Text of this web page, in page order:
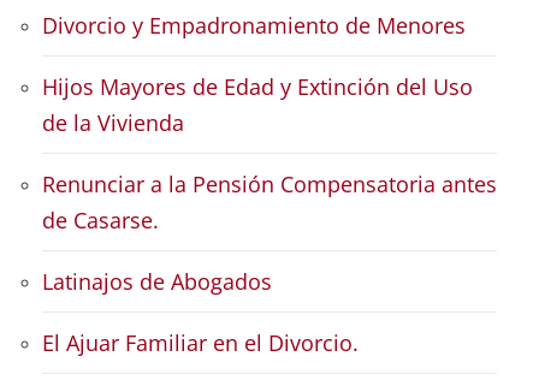
Divorcio y Empadronamiento de Menores
Hijos Mayores de Edad y Extinción del Uso
de la Vivienda
Renunciar a la Pensión Compensatoria antes
de Casarse.
Latinajos de Abogados
El Ajuar Familiar en el Divorcio.